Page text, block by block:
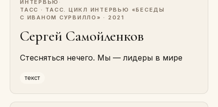
ИНТЕРВЬЮ ·
ТАСС · ТАСС. ЦИКЛ ИНТЕРВЬЮ «БЕСЕДЫ
С ИВАНОМ СУРВИЛЛО» · 2021
Сергей Самойленков
Стесняться нечего. Мы — лидеры в мире
текст